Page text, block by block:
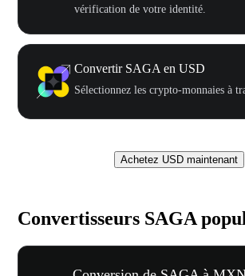
vérification de votre identité.
Convertir SAGA en USD
Sélectionnez les crypto-monnaies à
Achetez USD maintenant
Convertisseurs SAGA